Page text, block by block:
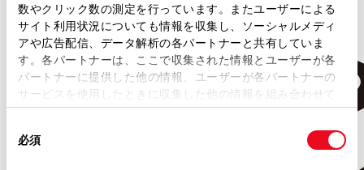
数やクリック数の測定を行っています。またユーザーによる
サイト利用状況についても情報を収集し、ソーシャルメディ
アや広告配信、データ解析の各パートナーと共有していま
す。各パートナーは、ここで収集された情報とユーザーが各
パートナーに提供した他の情報、ユーザーが各パートナーの
サービスを使用したときに収集した他の情報を組み合わせて
使用することがあります。当ウェブサイトの使用を続行する
必須